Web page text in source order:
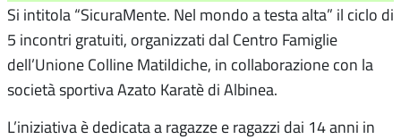
Si intitola “SicuraMente. Nel mondo a testa alta” il ciclo di
5 incontri gratuiti, organizzati dal Centro Famiglie
dell’Unione Colline Matildiche, in collaborazione con la
società sportiva Azato Karatè di Albinea.
L’iniziativa è dedicata a ragazze e ragazzi dai 14 anni in